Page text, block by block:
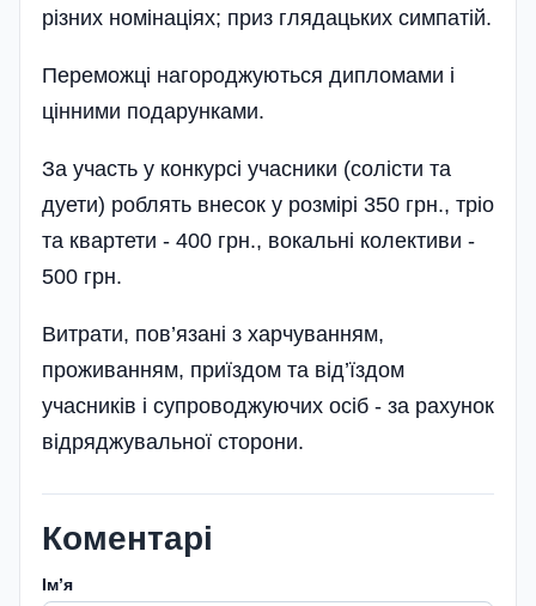
різних номінаціях; приз глядацьких симпатій.
Переможці нагороджуються дипломами і
цінними подарунками.
За участь у конкурсі учасники (солісти та
дуети) роблять внесок у розмірі 350 грн., тріо
та квартети - 400 грн., вокальні колективи -
500 грн.
Витрати, пов’язані з харчуванням,
проживанням, приїздом та від’їздом
учасників і супроводжуючих осіб - за рахунок
відряджувальної сторони.
Коментарі
Імʼя